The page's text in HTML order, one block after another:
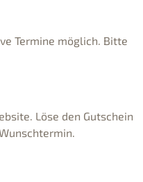
Termine möglich. Bitte
Löse den Gutschein